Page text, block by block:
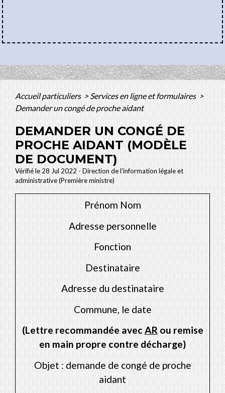
Accueil particuliers>Services en ligne et formulaires>
Demander un congé de proche aidant
DEMANDER UN CONGÉ DE
PROCHE AIDANT (MODÈLE
DE DOCUMENT)
Vérifié le 28 Jul 2022 - Direction de l'information légale et
administrative (Première ministre)
Prénom Nom
Adresse personnelle
Fonction
Destinataire
Adresse du destinataire
Commune, le date
(Lettre recommandée avecARou remise
en main propre contre décharge)
Objet : demande de congé de proche
aidant